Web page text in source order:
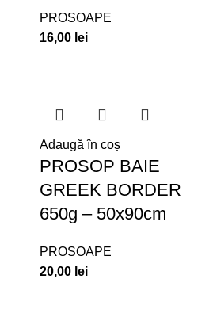
PROSOAPE
16,00 lei
Adaugă în coș
PROSOP BAIE
GREEK BORDER
650g – 50x90cm
PROSOAPE
20,00 lei